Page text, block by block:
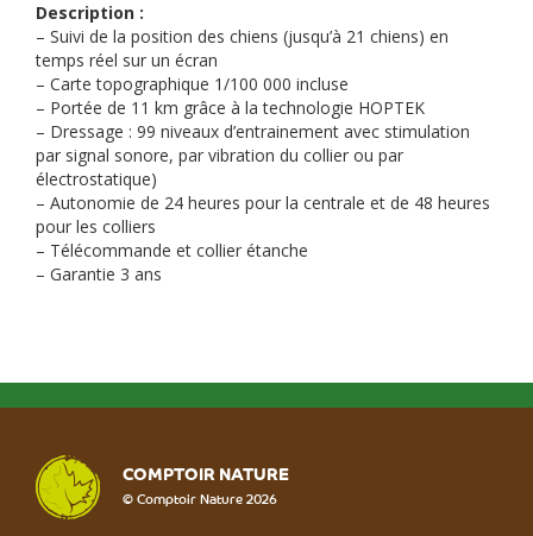
Description :
– Suivi de la position des chiens (jusqu’à 21 chiens) en
temps réel sur un écran
– Carte topographique 1/100 000 incluse
– Portée de 11 km grâce à la technologie HOPTEK
– Dressage : 99 niveaux d’entrainement avec stimulation
par signal sonore, par vibration du collier ou par
électrostatique)
– Autonomie de 24 heures pour la centrale et de 48 heures
pour les colliers
– Télécommande et collier étanche
– Garantie 3 ans
COMPTOIR NATURE
© Comptoir Nature 2026